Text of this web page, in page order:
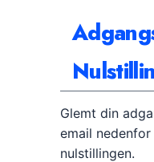
Glemt din
email
nulstillingen.